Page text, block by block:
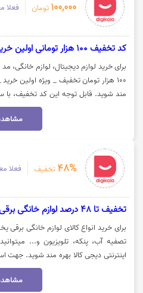
100,000 تومان فعلا
کد تخفیف 100 هزار تومانی اولین خرید دیجی کالا
برای خرید لوازم دیجیتال، لوازم خانگی،
100 هزار تومان تخفیف _ ویژه اولین
می‌شود. جهت استفاده از تخفیف روی گزینه
48% تخفیف فعلا
تخفیف تا 48 درصد لوازم خانگی برقی دیجی کالا
برای خرید انواع کالای لوازم خانگی برقی
اینترنتی دیجی کالا بهره مند شوید. جهت
گزینه "خرید کنید" کلیک نمایید.